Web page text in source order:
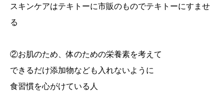
スキンケアはテキトーに市販のものでテキトーにすませ
る
②お肌のため、体のための栄養素を考えて
できるだけ添加物なども入れないように
食習慣を心がけている人